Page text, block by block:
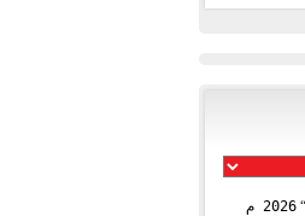
2026 م